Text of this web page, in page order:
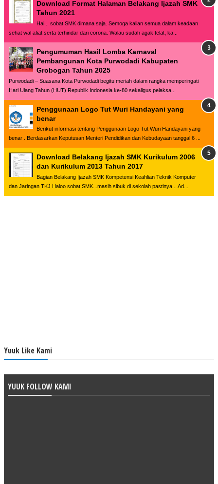
Download Format Halaman Belakang Ijazah SMK
Tahun 2021
Hai... sobat SMK dimana saja. Semoga kalian semua dalam keadaan
sehat wal afiat serta terhindar dari corona. Walau sudah agak telat, ka...
Pengumuman Hasil Lomba Karnaval
Pembangunan Kota Purwodadi Kabupaten
Grobogan Tahun 2025
Purwodadi – Suasana Kota Purwodadi begitu meriah dalam rangka memperingati
Hari Ulang Tahun (HUT) Republik Indonesia ke-80 sekaligus pelaksa...
Penggunaan Logo Tut Wuri Handayani yang
benar
Berikut informasi tentang Penggunaan Logo Tut Wuri Handayani yang
benar . Berdasarkan Keputusan Menteri Pendidikan dan Kebudayaan tanggal 6 ...
Download Belakang Ijazah SMK Kurikulum 2006
dan Kurikulum 2013 Tahun 2017
Bagian Belakang Ijazah SMK Kompetensi Keahlian Teknik Komputer
dan Jaringan TKJ Haloo sobat SMK...masih sibuk di sekolah pastinya... Ad...
Yuuk Like Kami
YUUK FOLLOW KAMI